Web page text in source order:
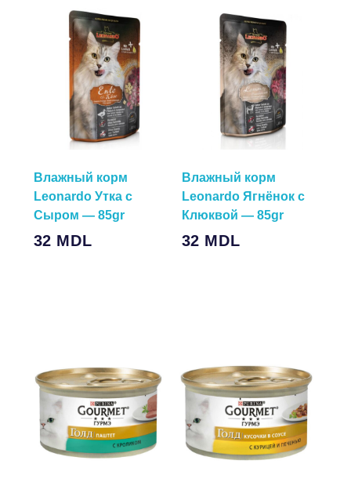
Влажный корм
Leonardo Утка с
Сыром — 85gr
32 MDL
Влажный корм
Leonardo Ягнёнок с
Клюквой — 85gr
32 MDL